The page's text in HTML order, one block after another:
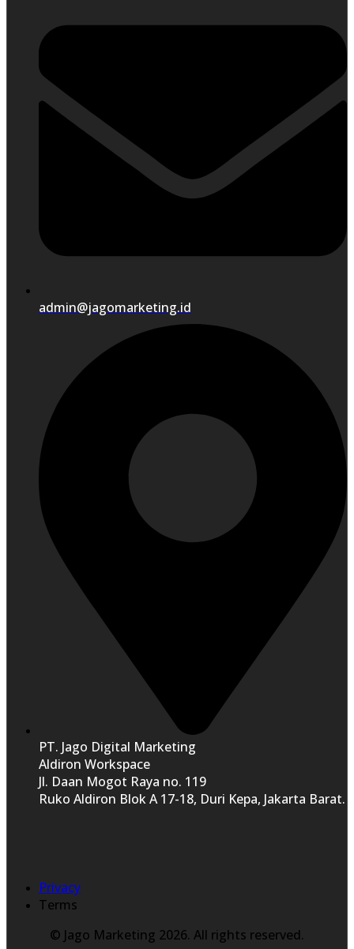
admin@jagomarketing.id
PT. Jago Digital Marketing
Aldiron Workspace
Jl. Daan Mogot Raya no. 119
Ruko Aldiron Blok A 17-18, Duri Kepa, Jakarta Barat.
Privacy
Terms
© Jago Marketing 2026. All rights reserved.